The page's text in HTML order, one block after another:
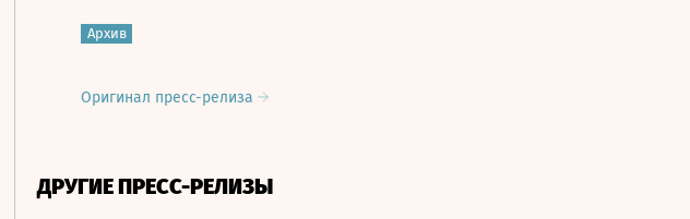
Архив
Оригинал пресс-релиза
ДРУГИЕ ПРЕСС-РЕЛИЗЫ